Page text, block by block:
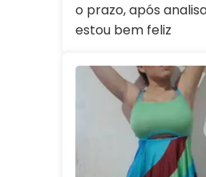
o prazo, após
estou bem feliz